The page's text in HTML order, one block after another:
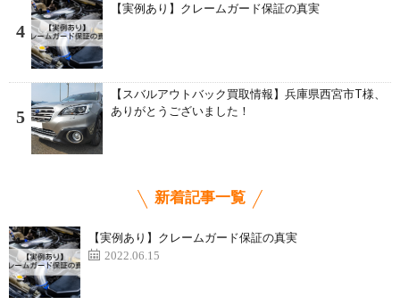
4
【実例あり】クレームガード保証の真実
5
【スバルアウトバック買取情報】兵庫県西宮市T様、
ありがとうございました！
新着記事一覧
【実例あり】クレームガード保証の真実
2022.06.15